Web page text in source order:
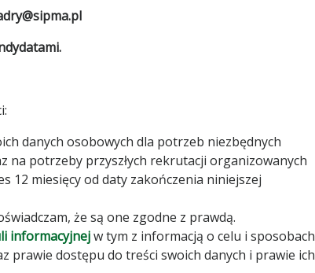
danych osobowych dla potrzeb niezbędnych
na potrzeby przyszłych rekrutacji organizowanych
12 miesięcy od daty zakończenia niniejszej
że są one zgodne z prawdą.
informacyjnejw tym z informacją o celu i sposobach
prawie dostępu do treści swoich danych i prawie ich